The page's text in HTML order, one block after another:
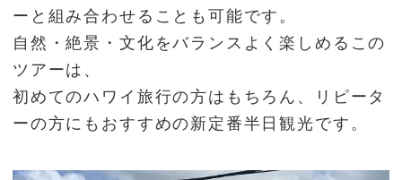
ーと組み合わせることも可能です。
自然・絶景・文化をバランスよく楽しめるこの
ツアーは、
初めてのハワイ旅行の方はもちろん、リピータ
ーの方にもおすすめの新定番半日観光です。